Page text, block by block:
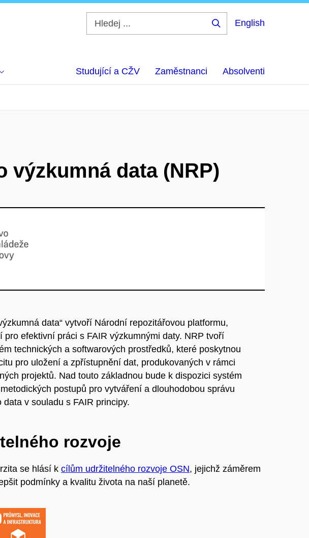
English
Studující a CŽV Zaměstnanci Absolventi
data (NRP)
data“ vytvoří Národní repozitářovou platformu,
pro efektivní práci s FAIR výzkumnými daty. NRP tvoří
technických a softwarových prostředků, které poskytnou
pro uložení a zpřístupnění dat, produkovaných v rámci
projektů. Nad touto základnou bude k dispozici systém
postupů pro vytváření a dlouhodobou správu
data v souladu s FAIR principy.
rozvoje
se hlásí kcílům udržitelného rozvoje OSN, jejichž záměrem
podmínky a kvalitu života na naší planetě.